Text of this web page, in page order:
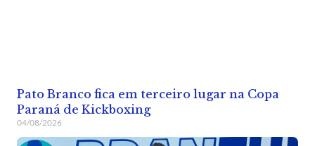
Pato Branco fica em terceiro lugar na Copa
Paraná de Kickboxing
04/08/2026